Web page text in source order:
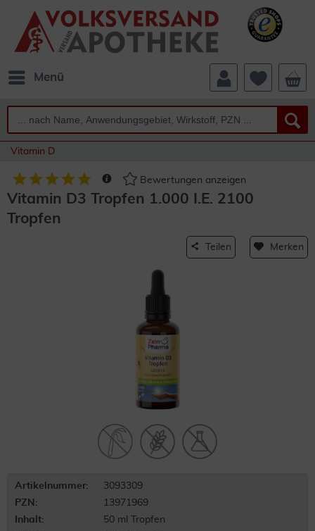
Menü
Vitamin D
Bewertungen anzeigen
Vitamin D3 Tropfen 1.000 I.E. 2100
Tropfen
Teilen Merken
Artikelnummer:
3093309
PZN:
13971969
Inhalt:
50 ml Tropfen